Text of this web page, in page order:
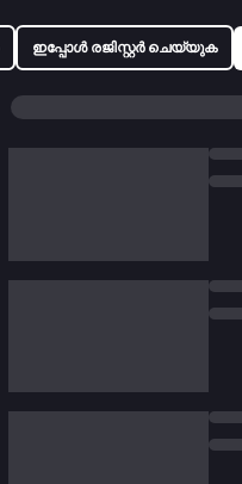
ഇപ്പോൾ രജിസ്റ്റർ ചെയ്യുക